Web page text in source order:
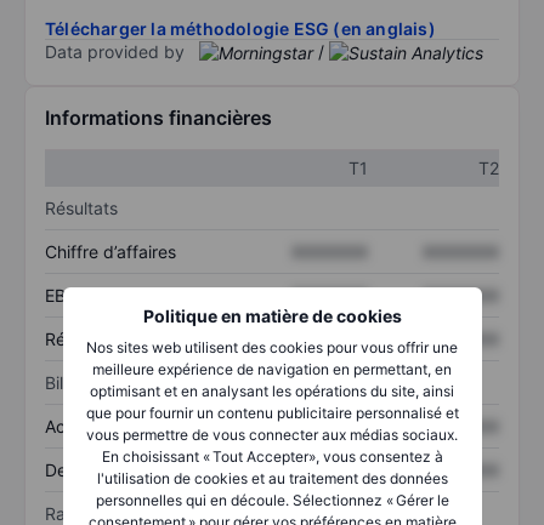
Politique en matière de cookies
Nos sites web utilisent des cookies pour vous offrir une
meilleure expérience de navigation en permettant, en
optimisant et en analysant les opérations du site, ainsi
que pour fournir un contenu publicitaire personnalisé et
vous permettre de vous connecter aux médias sociaux.
En choisissant « Tout Accepter», vous consentez à
l'utilisation de cookies et au traitement des données
personnelles qui en découle. Sélectionnez « Gérer le
consentement » pour gérer vos préférences en matière
Télécharger la méthodologie ESG (en anglais)
Data provided by
/
Informations financières
T1
T2
Résultats
Chiffre d’affaires
EBITDA XXXXXXX
Résultat net XXXXXXX XXXXXXX
Bilan
Actif total XXXXXXX XXXXXXX
Dette totale XXXXXXX XXXXXXX
Ratios